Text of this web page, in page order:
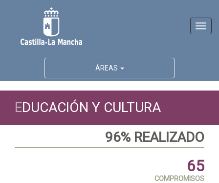
ÁREAS
EDUCACIÓN Y CULTURA
96% REALIZADO
65
COMPROMISOS